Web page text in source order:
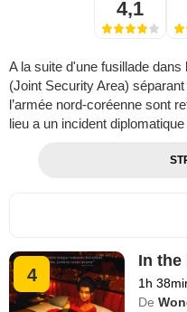
4,1
A la suite d'une fusillade
(Joint Security Area)
l’armée nord-coréenne sont
lieu a un incident
4
In the
1h
De